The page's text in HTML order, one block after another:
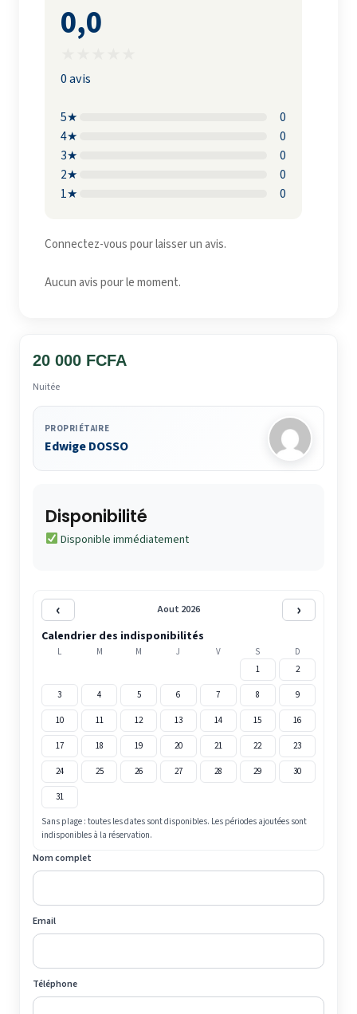
0,0
0 avis
5★
0
4★
0
3★
0
2★
0
1★
0
Connectez-vous pour laisser un avis.
Aucun avis pour le moment.
20 000 FCFA
Nuitée
PROPRIÉTAIRE
Edwige DOSSO
Disponibilité
Disponible immédiatement
‹ Aout 2026 ›
Calendrier des indisponibilités
L M M J V S
D
1
2
3 4 5 6 7 8 9
10 11 12 13 14 15 16
17 18 19 20 21 22 23
24 25 26 27 28 29 30
31
Sans plage : toutes les dates sont disponibles. Les périodes ajoutées sont
indisponibles à la réservation.
Nom complet
Email
Téléphone